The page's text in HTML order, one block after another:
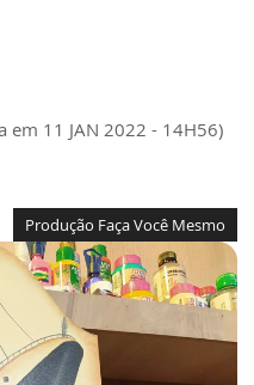
em 11 JAN 2022 - 14H56)
Produção Faça Você Mesmo